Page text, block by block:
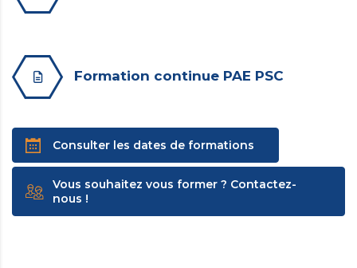
Formation continue PAE PSC
Consulter les dates de formations
Vous souhaitez vous former ? Contactez-
nous !